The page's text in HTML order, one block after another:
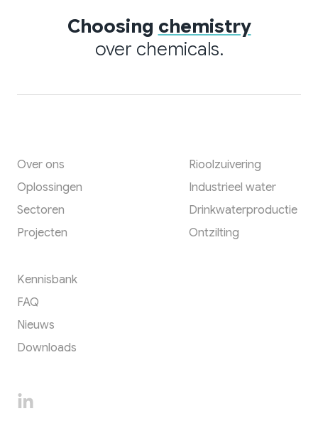
Choosing chemistry
over chemicals.
Over ons
Oplossingen
Sectoren
Projecten
Rioolzuivering
Industrieel water
Drinkwaterproductie
Ontzilting
Kennisbank
FAQ
Nieuws
Downloads